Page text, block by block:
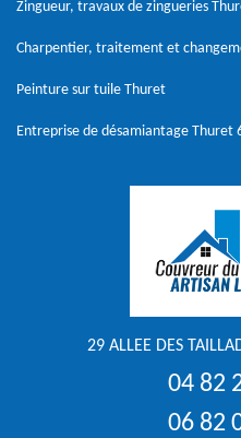
Zingueur, travaux de zingueries
Charpentier, traitement et
Peinture sur tuile Thuret
Entreprise de désamiantage Thuret
29 ALLEE DES
04 82
06 82